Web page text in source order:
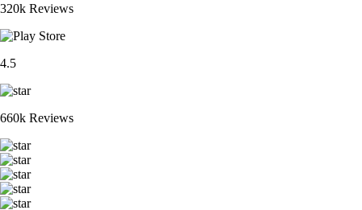
320k Reviews
4.5
660k Reviews